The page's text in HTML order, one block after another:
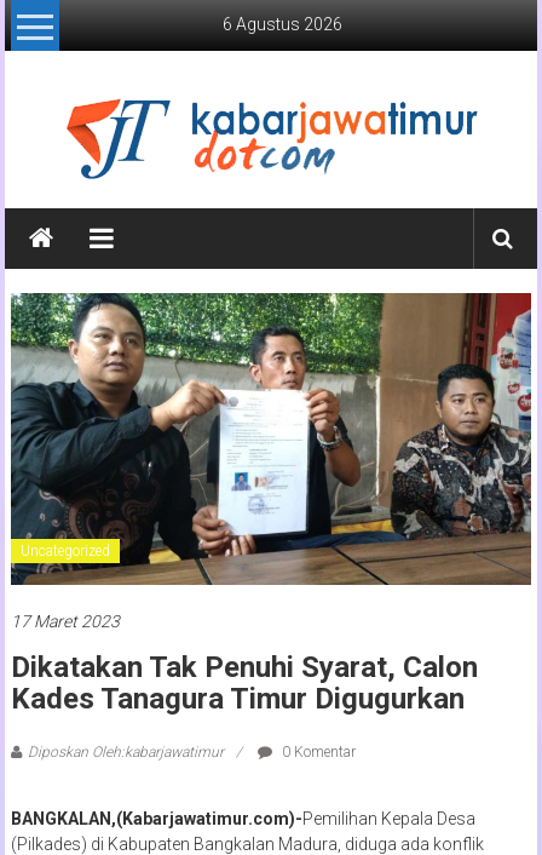
Lompat
ke
6 Agustus 2026
Kabar
Jawa
Timur
Media
Online
Jawa
Timur
Uncategorized
17 Maret 2023
Dikatakan Tak Penuhi Syarat, Calon
Kades Tanagura Timur Digugurkan
Diposkan Oleh:kabarjawatimur 0 Komentar
BANGKALAN,(Kabarjawatimur.com)-Pemilihan Kepala Desa
(Pilkades) di Kabupaten Bangkalan Madura, diduga ada konflik